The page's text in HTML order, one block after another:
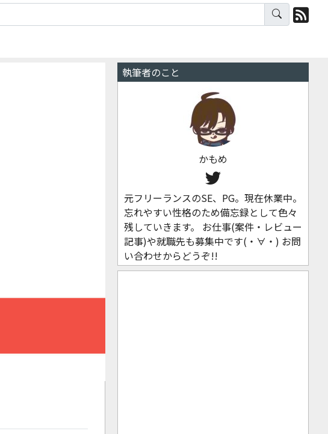
執筆者のこと
かもめ
元フリーランスのSE、PG。現在休業中。
忘れやすい性格のため備忘録として色々
残していきます。 お仕事(案件・レビュー
記事)や就職先も募集中です(・∀・) お問
い合わせからどうぞ!!